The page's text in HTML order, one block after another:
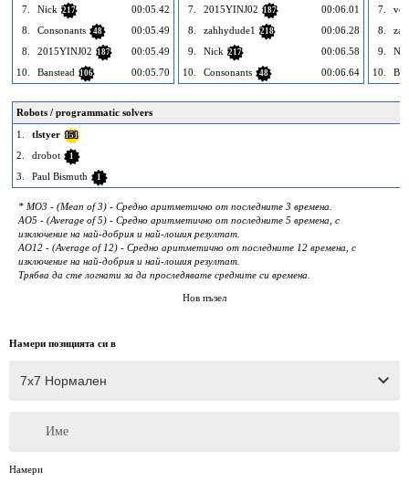
7.
Nick 217
00:05.42
8.
Consonants 48
00:05.49
8.
2015YINJ02 187
00:05.49
10.
Banstead 106 00:05.70
7.
2015YINJ02 187
00:06.01
8.
zahhydude1 218
00:06.28
9.
Nick 217
00:06.58
10.
Consonants 48 00:06.64
7.
8.
9.
10.
Robots / programmatic solvers
1.
tlstyer 151
2. drobot 1
3. Paul Bismuth 1
* MO3 - (Mean of 3) - Средно аритметично от последните 3 времена.
AO5 - (Average of 5) - Средно аритметично от последните 5 времена, с
изключение на най-добрия и най-лошия резултат.
AO12 - (Average of 12) - Средно аритметично от последните 12 времена, с
изключение на най-добрия и най-лошия резултат.
Трябва да сте логнати за да проследявате средните си времена.
Нов пъзел
Намери позицията си в
Име
Намери